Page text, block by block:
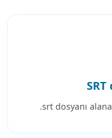
.srt dosyanı